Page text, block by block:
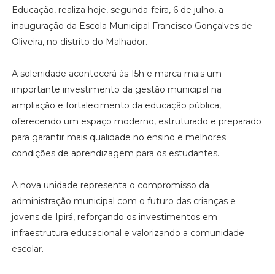
Educação, realiza hoje, segunda-feira, 6 de julho, a
inauguração da Escola Municipal Francisco Gonçalves de
Oliveira, no distrito do Malhador.
A solenidade acontecerá às 15h e marca mais um
importante investimento da gestão municipal na
ampliação e fortalecimento da educação pública,
oferecendo um espaço moderno, estruturado e preparado
para garantir mais qualidade no ensino e melhores
condições de aprendizagem para os estudantes.
A nova unidade representa o compromisso da
administração municipal com o futuro das crianças e
jovens de Ipirá, reforçando os investimentos em
infraestrutura educacional e valorizando a comunidade
escolar.